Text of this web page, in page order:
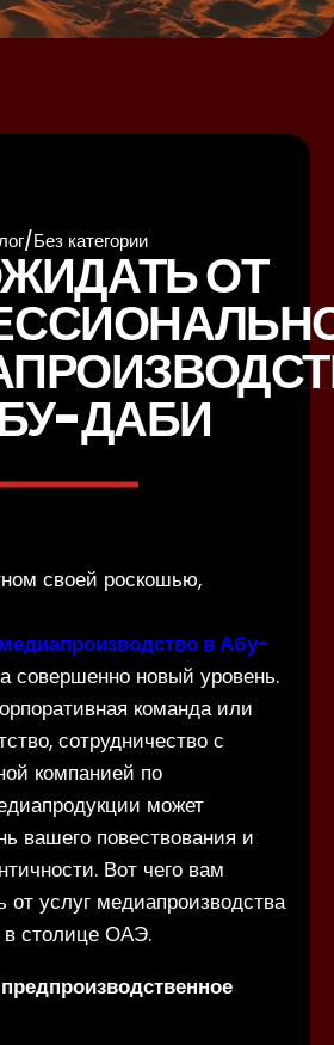
/Без категории
ОТ
ДАБИ
своей роскошью,
медиапроизводство в Абу-
совершенно новый уровень.
команда или
сотрудничество с
компанией по
может
вашего повествования и
Вот чего вам
от услуг медиапроизводства
в столице ОАЭ.